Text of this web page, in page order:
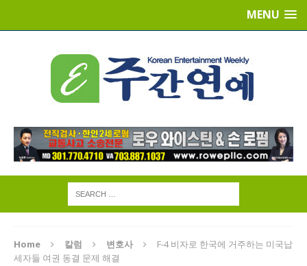
MENU
Home 칼럼 변호사
F-4 비자로 한국에 거주하는 미국납
세자들 여권 동결 문제 해결